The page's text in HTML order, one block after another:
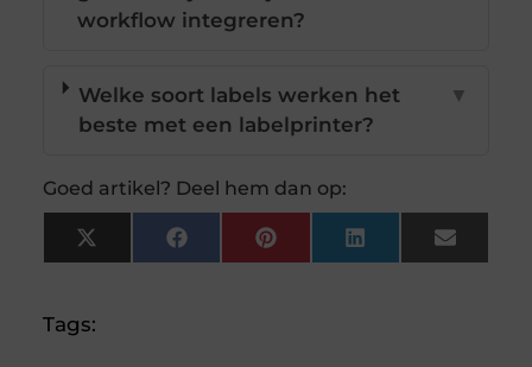
workflow integreren?
Welke soort labels werken het
beste met een labelprinter?
▼
Goed artikel? Deel hem dan op:
X
(Twitter)
FacebookPinterestLinkedInEmail
Tags: